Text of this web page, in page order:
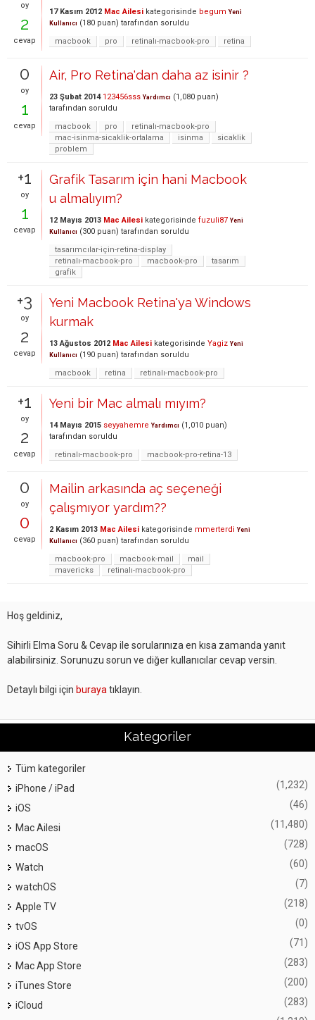
oy
2
cevap
17 Kasım 2012 Mac Ailesi kategorisinde begum Yeni
Kullanıcı (180 puan) tarafından soruldu
macbook
pro retinalı-macbook-pro retina
0
oy
1
cevap
Air, Pro Retina'dan daha az isinir ?
23 Şubat 2014 123456sss Yardımcı (1,080 puan)
tarafından soruldu
macbook
pro
retinalı-macbook-pro
mac-isinma-sicaklik-ortalama
isinma
sicaklik
problem
+1
oy
1
cevap
Grafik Tasarım için hani Macbook
u almalıyım?
12 Mayıs 2013 Mac Ailesi kategorisinde fuzuli87 Yeni
Kullanıcı (300 puan) tarafından soruldu
tasarımcılar-için-retina-display
retinalı-macbook-pro
macbook-pro
tasarım
grafik
+3
oy
2
cevap
Yeni Macbook Retina'ya Windows
kurmak
13 Ağustos 2012 Mac Ailesi kategorisinde Yagiz Yeni
Kullanıcı (190 puan) tarafından soruldu
macbook
retina retinalı-macbook-pro
+1
oy
2
cevap
Yeni bir Mac almalı mıyım?
14 Mayıs 2015 seyyahemre Yardımcı (1,010 puan)
tarafından soruldu
retinalı-macbook-pro
macbook-pro-retina-13
0
oy
0
cevap
Mailin arkasında aç seçeneği
çalışmıyor yardım??
2 Kasım 2013 Mac Ailesi kategorisinde mmerterdi Yeni
Kullanıcı (360 puan) tarafından soruldu
macbook-pro
macbook-mail
mail
mavericks
retinalı-macbook-pro
Hoş geldiniz,
Sihirli Elma Soru & Cevap ile sorularınıza en kısa zamanda yanıt
alabilirsiniz. Sorunuzu sorun ve diğer kullanıcılar cevap versin.
Detaylı bilgi için burayatıklayın.
Kategoriler
Tüm kategoriler
iPhone / iPad
(1,232)
iOS (46)
Mac Ailesi (11,480)
macOS (728)
Watch (60)
watchOS (7)
Apple TV (218)
tvOS (0)
iOS App Store (71)
Mac App Store (283)
iTunes Store (200)
iCloud (283)